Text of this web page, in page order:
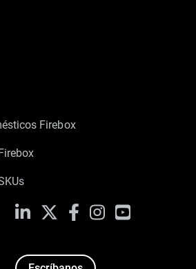
Firebox
LinkedIn FacebookInstagramYouTube